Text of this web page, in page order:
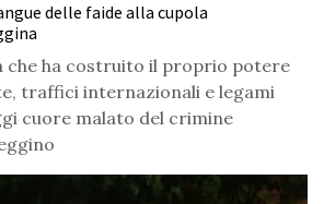
delle faide alla cupola
che ha costruito il proprio potere
traffici internazionali e legami
cuore malato del crimine